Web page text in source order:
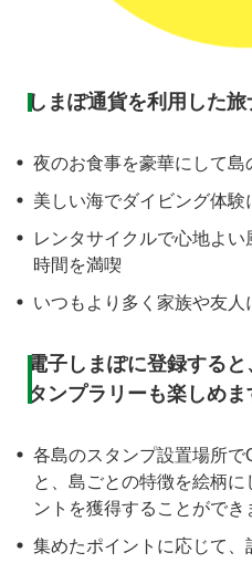
しまぽ通貨を利用した旅
夜のお食事を豪華にして島
美しい海でダイビング体験
レンタサイクルで心地よ
時間を満喫
いつもより多く家族や友人
電子しまぽに登録する
タンプラリーも楽しめま
各島のスタンプ設置場所で
と、島ごとの特徴を絵柄
ントを獲得することができ
集めたポイントに応じて